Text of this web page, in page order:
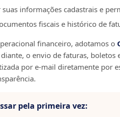
informações cadastrais e
fiscais e histórico de
financeiro, adotamos o
o envio de faturas, boletos
por e-mail diretamente por
pela primeira vez: